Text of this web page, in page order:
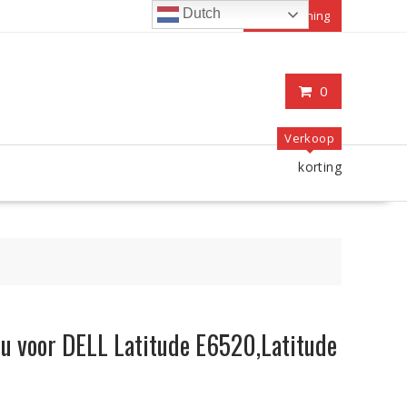
Mijn rekening
0
Verkoop
korting
voor DELL Latitude E6520,Latitude
Dutch